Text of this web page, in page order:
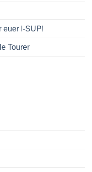
euer I-SUP!
Tourer